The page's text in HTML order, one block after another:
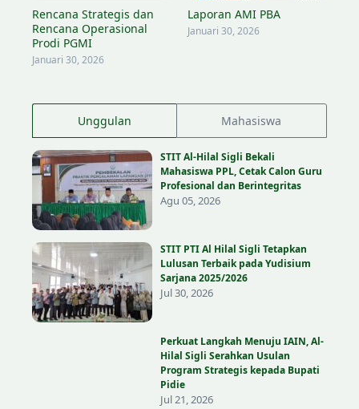
Rencana Strategis dan
Rencana Operasional
Prodi PGMI
Januari 30, 2026
Laporan AMI PBA
Januari 30, 2026
Unggulan Mahasiswa
STIT Al-Hilal Sigli Bekali
Mahasiswa PPL, Cetak Calon Guru
Profesional dan Berintegritas
Agu 05, 2026
STIT PTI Al Hilal Sigli Tetapkan
Lulusan Terbaik pada Yudisium
Sarjana 2025/2026
Jul 30, 2026
Perkuat Langkah Menuju IAIN, Al-
Hilal Sigli Serahkan Usulan
Program Strategis kepada Bupati
Pidie
Jul 21, 2026